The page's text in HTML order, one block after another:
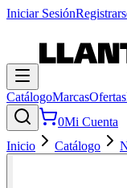
Iniciar Sesión
CatálogoMarcasOfertas
0Mi Cuenta
Inicio
Catálogo